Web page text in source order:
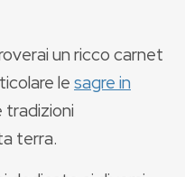
un ricco carnet
lesagre in
tradizioni
terra.